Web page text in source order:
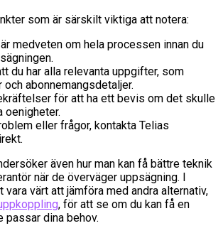
som är särskilt viktiga att notera:
medveten om hela processen innan du
du har alla relevanta uppgifter, som
och abonnemangsdetaljer.
för att ha ett bevis om det skulle
oenigheter.
eller frågor, kontakta Telias
även hur man kan få bättre teknik
när de överväger uppsägning. I
vara värt att jämföra med andra alternativ,
, för att se om du kan få en
passar dina behov.